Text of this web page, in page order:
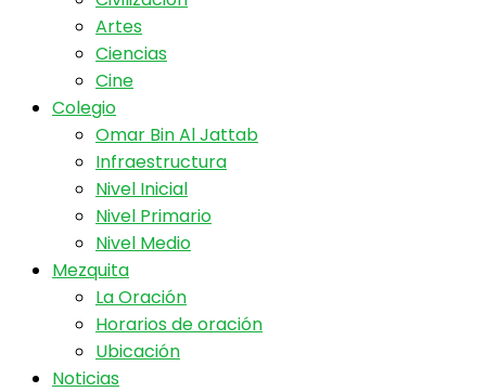
Artes
Ciencias
Cine
Colegio
Omar Bin Al Jattab
Infraestructura
Nivel Inicial
Nivel Primario
Nivel Medio
Mezquita
La Oración
Horarios de oración
Ubicación
Noticias